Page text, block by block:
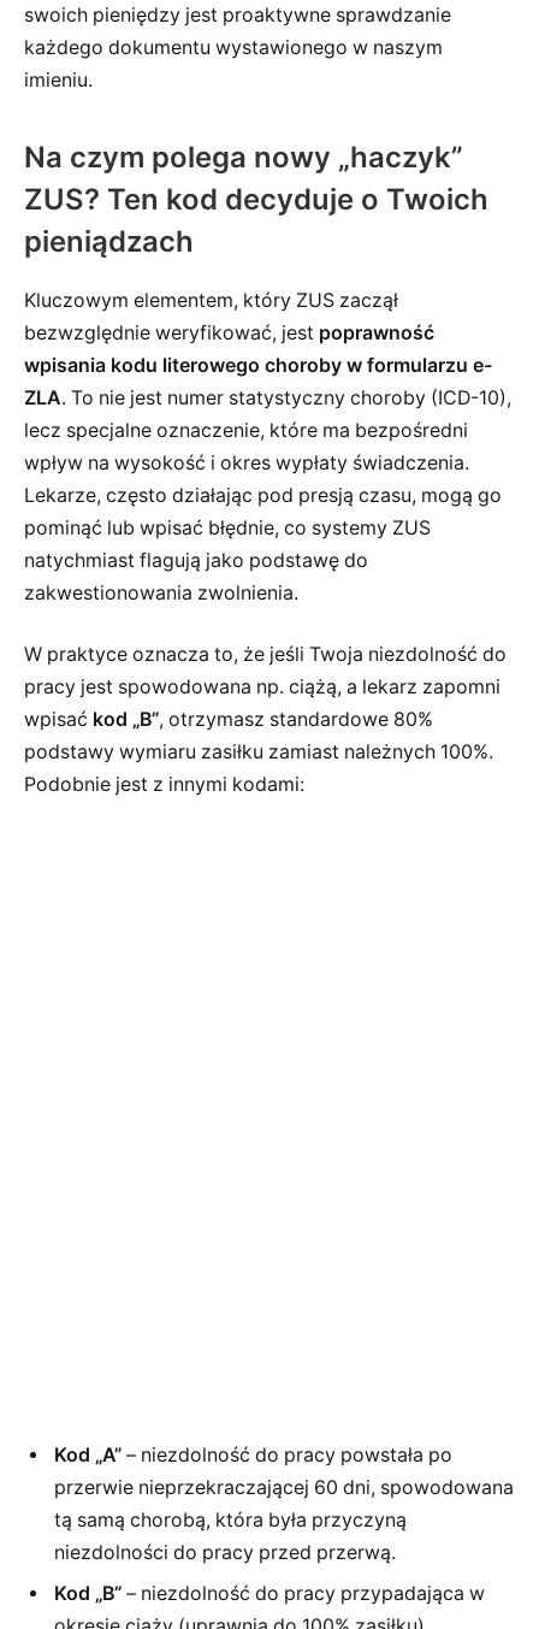
swoich pieniędzy jest proaktywne sprawdzanie
każdego dokumentu wystawionego w naszym
imieniu.
Na czym polega nowy „haczyk”
ZUS? Ten kod decyduje o Twoich
pieniądzach
Kluczowym elementem, który ZUS zaczął
bezwzględnie weryfikować, jest poprawność
wpisania kodu literowego choroby w formularzu e-
ZLA. To nie jest numer statystyczny choroby (ICD-10),
lecz specjalne oznaczenie, które ma bezpośredni
wpływ na wysokość i okres wypłaty świadczenia.
Lekarze, często działając pod presją czasu, mogą go
pominąć lub wpisać błędnie, co systemy ZUS
natychmiast flagują jako podstawę do
zakwestionowania zwolnienia.
W praktyce oznacza to, że jeśli Twoja niezdolność do
pracy jest spowodowana np. ciążą, a lekarz zapomni
wpisać kod „B”, otrzymasz standardowe 80%
podstawy wymiaru zasiłku zamiast należnych 100%.
Podobnie jest z innymi kodami:
Kod „A” – niezdolność do pracy powstała po
przerwie nieprzekraczającej 60 dni, spowodowana
tą samą chorobą, która była przyczyną
niezdolności do pracy przed przerwą.
Kod „B” – niezdolność do pracy przypadająca w